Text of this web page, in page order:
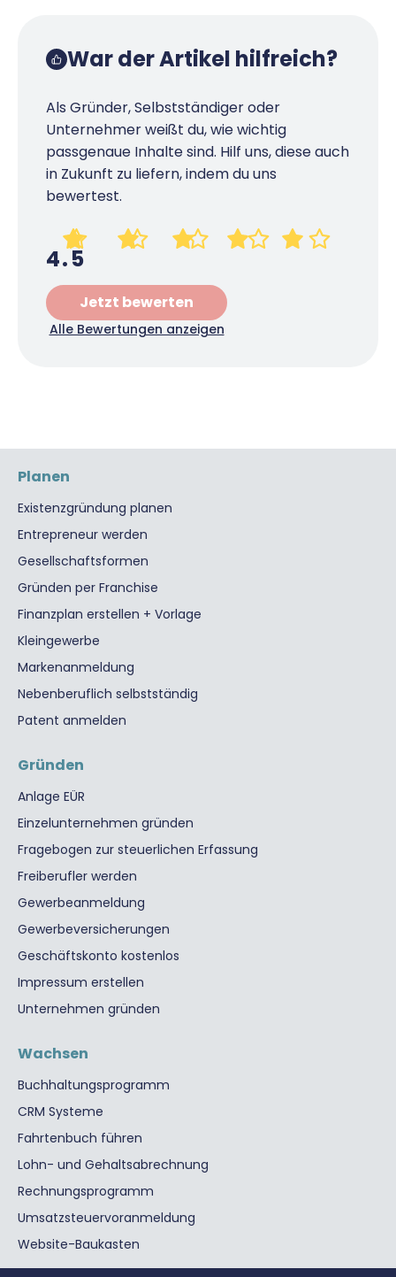
War der Artikel hilfreich?
Als Gründer, Selbstständiger oder
Unternehmer weißt du, wie wichtig
passgenaue Inhalte sind. Hilf uns, diese auch
in Zukunft zu liefern, indem du uns
bewertest.
4.5
Jetzt bewerten
Alle Bewertungen anzeigen
Planen
Existenzgründung planen
Entrepreneur werden
Gesellschaftsformen
Gründen per Franchise
Finanzplan erstellen + Vorlage
Kleingewerbe
Markenanmeldung
Nebenberuflich selbstständig
Patent anmelden
Gründen
Anlage EÜR
Einzelunternehmen gründen
Fragebogen zur steuerlichen Erfassung
Freiberufler werden
Gewerbeanmeldung
Gewerbeversicherungen
Geschäftskonto kostenlos
Impressum erstellen
Unternehmen gründen
Wachsen
Buchhaltungsprogramm
CRM Systeme
Fahrtenbuch führen
Lohn- und Gehaltsabrechnung
Rechnungsprogramm
Umsatzsteuervoranmeldung
Website-Baukasten